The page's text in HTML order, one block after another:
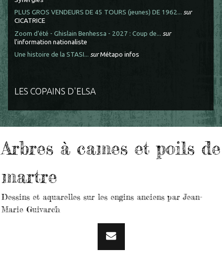
PLUS GROS VENDEURS DE 45 TOURS (jeunes) DE 1962... sur
CICATRICE
Zoom d'été - Ghislain Benhessa - 2027 : Coup de... sur
l'information nationaliste
Une histoire de la STASI... surMétapo infos
LES COPAINS D'ELSA
Arbres à cames et poils de
martre
Dessins et aquarelles sur les engins anciens par Jean-
Marie Guivarc'h